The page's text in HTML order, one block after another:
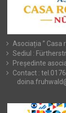
Asociația ” Casa
Sediul :
Președinte
Contact :